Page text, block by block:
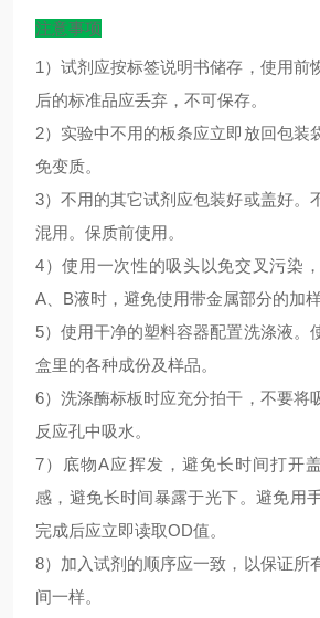
注意事项
1）试剂应按标签说明书储存，使用前
后的标准品应丢弃，不可保存。
2）实验中不用的板条应立即放回包装
免变质。
3）不用的其它试剂应包装好或盖好。
混用。保质前使用。
4）使用一次性的吸头以免交叉污染
A、B液时，避免使用带金属部分的加样
5）使用干净的塑料容器配置洗涤液。
盒里的各种成份及样品。
6）洗涤酶标板时应充分拍干，不要将
反应孔中吸水。
7）底物A应挥发，避免长时间打开
感，避免长时间暴露于光下。避免用
完成后应立即读取OD值。
8）加入试剂的顺序应一致，以保证所
间一样。